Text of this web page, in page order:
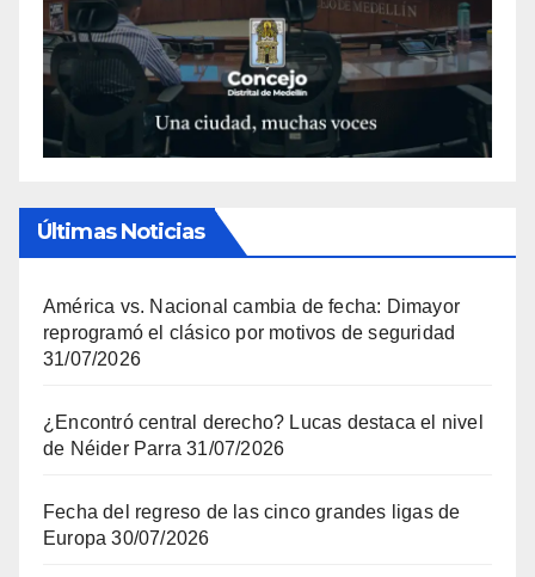
Últimas Noticias
América vs. Nacional cambia de fecha: Dimayor
reprogramó el clásico por motivos de seguridad
31/07/2026
¿Encontró central derecho? Lucas destaca el nivel
de Néider Parra 31/07/2026
Fecha del regreso de las cinco grandes ligas de
Europa 30/07/2026